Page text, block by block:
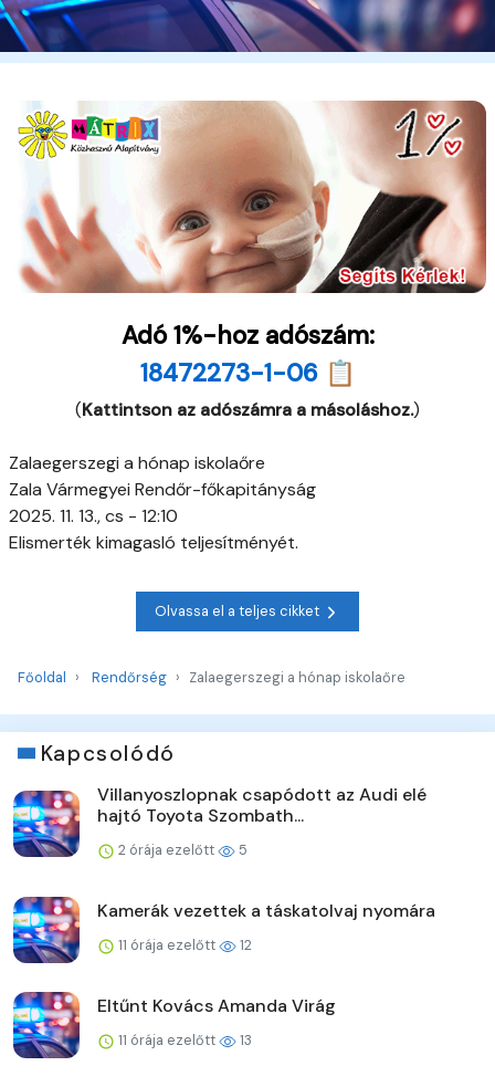
Adó 1%-hoz adószám:
18472273-1-06 📋
(Kattintson az adószámra a másoláshoz.)
Zalaegerszegi a hónap iskolaőre
Zala Vármegyei Rendőr-főkapitányság
2025. 11. 13., cs - 12:10
Elismerték kimagasló teljesítményét.
Olvassa el a teljes cikket
Főoldal Rendőrség Zalaegerszegi a hónap iskolaőre
Kapcsolódó
Villanyoszlopnak csapódott az Audi elé
hajtó Toyota Szombath...
2 órája ezelőtt 5
Kamerák vezettek a táskatolvaj nyomára
11 órája ezelőtt 12
Eltűnt Kovács Amanda Virág
11 órája ezelőtt 13